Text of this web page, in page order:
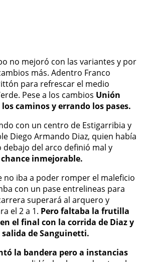
no mejoró con las variantes y por
más. Adentro Franco
para refrescar el medio
Pese a los cambios Unión
caminos y errando los pases.
con un centro de Estigarribia y
Diego Armando Diaz, quien había
debajo del arco definió mal y
inmejorable.
no iba a poder romper el maleficio
con un pase entrelineas para
superará al arquero y
el 2 a 1. Pero faltaba la frutilla
el final con la corrida de Diaz y
de Sanguinetti.
la bandera pero a instancias